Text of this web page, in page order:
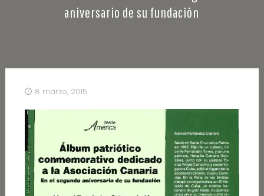
aniversario de su fundación
8 marzo, 2015